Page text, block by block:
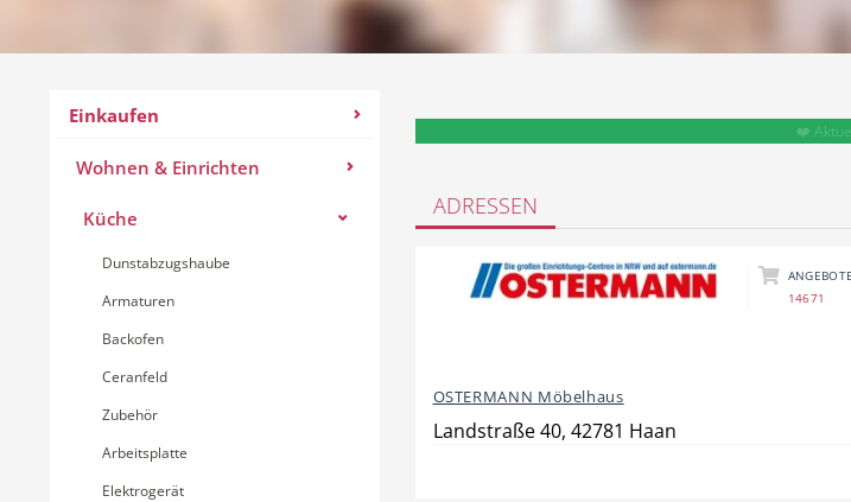
Einkaufen
Wohnen & Einrichten
Küche
Dunstabzugshaube
Armaturen
Backofen
Ceranfeld
Zubehör
Arbeitsplatte
Elektrogerät
❤️
ADRESSEN
ANGEBOTE
14671
OSTERMANN Möbelhaus
Landstraße 40, 42781 Haan